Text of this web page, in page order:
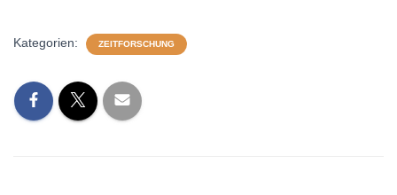
Kategorien: ZEITFORSCHUNG